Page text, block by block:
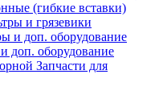
(гибкие вставки)
и грязевики
доп. оборудование
Запчасти для